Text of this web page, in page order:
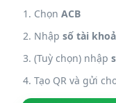
Chọn ACB
Nhập số tài
(Tuỳ chọn) nhập
Tạo QR và gửi